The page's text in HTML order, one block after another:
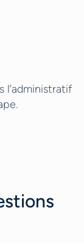
l’administratif